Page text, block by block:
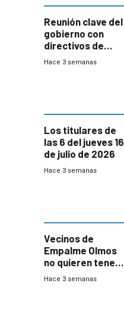
Reunión clave del
gobierno con
directivos de
Fábricas
Hace 3 semanas
Los titulares de
las 6 del jueves 16
de julio de 2026
Hace 3 semanas
Vecinos de
Empalme Olmos
no quieren tener
cerca una planta
Hace 3 semanas